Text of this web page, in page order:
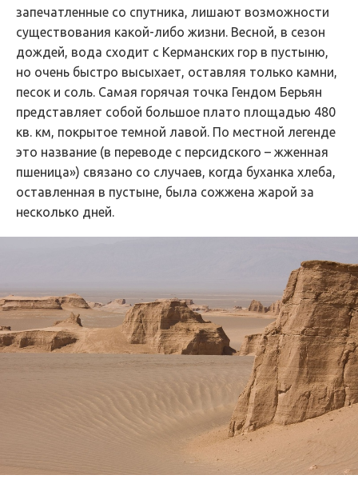
запечатленные со спутника, лишают возможности
существования какой-либо жизни. Весной, в сезон
дождей, вода сходит с Керманских гор в пустыню,
но очень быстро высыхает, оставляя только камни,
песок и соль. Самая горячая точка Гендом Берьян
представляет собой большое плато площадью 480
кв. км, покрытое темной лавой. По местной легенде
это название (в переводе с персидского – жженная
пшеница») связано со случаев, когда буханка хлеба,
оставленная в пустыне, была сожжена жарой за
несколько дней.